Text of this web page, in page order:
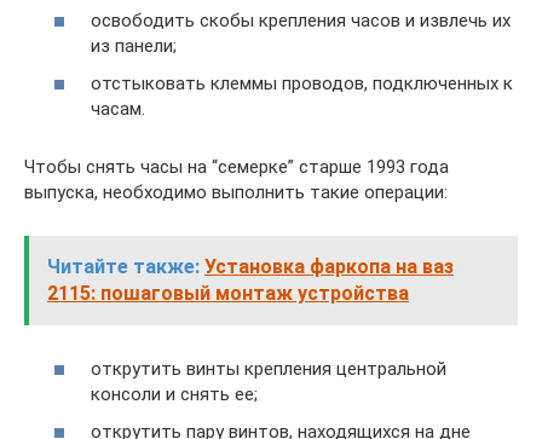
освободить скобы крепления часов и извлечь их
из панели;
отстыковать клеммы проводов, подключенных к
часам.
Чтобы снять часы на “семерке” старше 1993 года
выпуска, необходимо выполнить такие операции:
Читайте также: Установка фаркопа на ваз
2115: пошаговый монтаж устройства
открутить винты крепления центральной
консоли и снять ее;
открутить пару винтов, находящихся на дне